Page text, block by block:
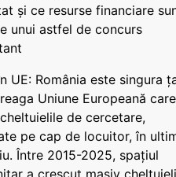
și ce resurse financiare
unui astfel de concurs
UE: România este singura
Uniune Europeană
de cercetare,
pe cap de locuitor, în
Între 2015-2025, spațiul
a crescut masiv